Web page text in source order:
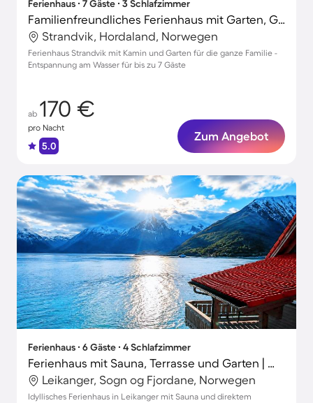
Ferienhaus ∙ 7 Gäste ∙ 3 Schlafzimmer
Familienfreundliches Ferienhaus mit Garten, Grill und Terrasse
Strandvik, Hordaland, Norwegen
Ferienhaus Strandvik mit Kamin und Garten für die ganze Familie -
Entspannung am Wasser für bis zu 7 Gäste
ab 170 €
pro Nacht
5.0
Zum Angebot
Ferienhaus ∙ 6 Gäste ∙ 4 Schlafzimmer
Ferienhaus mit Sauna, Terrasse und Garten | Wasserblick
Leikanger, Sogn og Fjordane, Norwegen
Idyllisches Ferienhaus in Leikanger mit Sauna und direktem